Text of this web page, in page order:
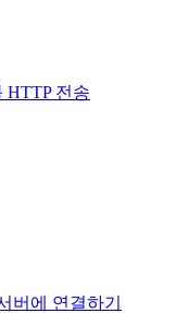
HTTP 전송
버에 연결하기